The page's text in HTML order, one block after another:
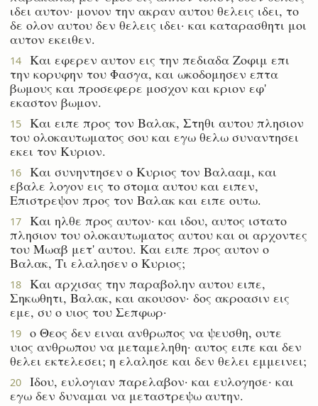
ιδει αυτον· μονον την ακραν αυτου θελεις ιδει, το
δε ολον αυτου δεν θελεις ιδει· και καταρασθητι μοι
αυτον εκειθεν.
14
Και εφερεν αυτον εις την πεδιαδα Ζοφιμ επι
την κορυφην του Φασγα, και ωκοδομησεν επτα
βωμους και προσεφερε μοσχον και κριον εφ'
εκαστον βωμον.
15
Και ειπε προς τον Βαλακ, Στηθι αυτου πλησιον
του ολοκαυτωματος σου και εγω θελω συναντησει
εκει τον Κυριον.
16
Και συνηντησεν ο Κυριος τον Βαλααμ, και
εβαλε λογον εις το στομα αυτου και ειπεν,
Επιστρεψον προς τον Βαλακ και ειπε ουτω.
17
Και ηλθε προς αυτον· και ιδου, αυτος ιστατο
πλησιον του ολοκαυτωματος αυτου και οι αρχοντες
του Μωαβ μετ' αυτου. Και ειπε προς αυτον ο
Βαλακ, Τι ελαλησεν ο Κυριος;
18
Και αρχισας την παραβολην αυτου ειπε,
Σηκωθητι, Βαλακ, και ακουσον· δος ακροασιν εις
εμε, συ ο υιος του Σεπφωρ·
19
ο Θεος δεν ειναι ανθρωπος να ψευσθη, ουτε
υιος ανθρωπου να μεταμεληθη· αυτος ειπε και δεν
θελει εκτελεσει; η ελαλησε και δεν θελει εμμεινει;
20
Ιδου, ευλογιαν παρελαβον· και ευλογησε· και
εγω δεν δυναμαι να μεταστρεψω αυτην.